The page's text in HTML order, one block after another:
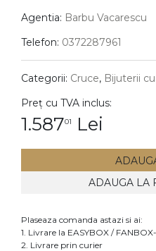
Coliere
Lanturi
Pandantive
Inele
Cercei
Bratari
Lanturi
Pandantive
Agentia: Barbu Vacarescu
Telefon: 0372287961
Categorii: Cruce, Bijuterii
Preț cu TVA inclus:
1.58701 Lei
ADAUGA LA
Plaseaza comanda astazi si ai:
1. Livrare la EASYBOX /
2. Livrare prin curier